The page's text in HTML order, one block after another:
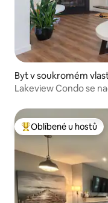
Byt v soukromém
ville
Lakeview Condo se
Nejlepší v kategorii
Oblíbené u hostů